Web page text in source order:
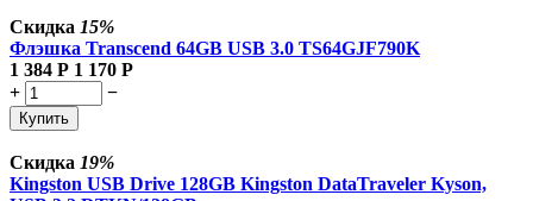
Скидка 15%
Флэшка Transcend 64GB USB 3.0 TS64GJF790K
1 384 Р 1 170 Р
+
−
Купить
Скидка 19%
Kingston USB Drive 128GB Kingston DataTraveler Kyson,